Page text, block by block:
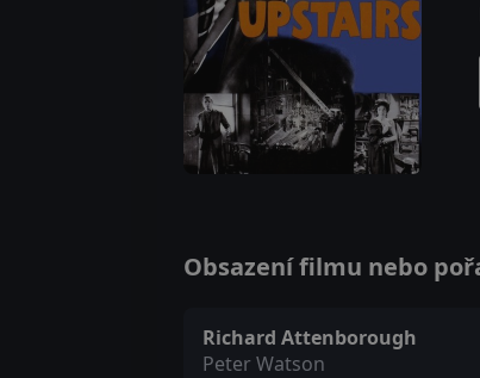
Obsazení filmu nebo
Richard Attenborough
Peter Watson